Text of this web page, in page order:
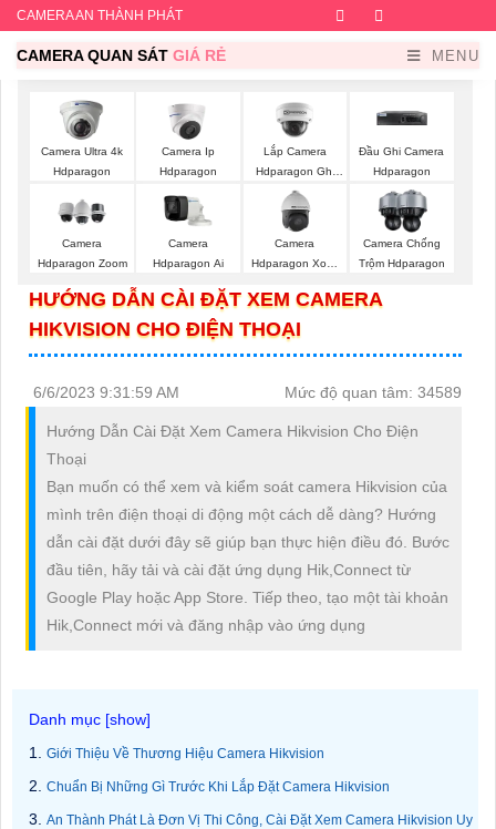
CAMERA AN THÀNH PHÁT Facebook
CAMERA QUAN SÁT GIÁ RẺ MENU
Camera Ultra 4k
Hdparagon
Camera Ip
Hdparagon
Lắp Camera
Hdparagon Ghi
Âm
Đầu Ghi Camera
Hdparagon
Camera
Hdparagon Zoom
Camera
Hdparagon Ai
Camera
Hdparagon Xoay
Camera Chống
Trộm Hdparagon
HƯỚNG DẪN CÀI ĐẶT XEM CAMERA
HIKVISION CHO ĐIỆN THOẠI
6/6/2023 9:31:59 AM Mức độ quan tâm: 34589
Hướng Dẫn Cài Đặt Xem Camera Hikvision Cho Điện
Thoại
Bạn muốn có thể xem và kiểm soát camera Hikvision của
mình trên điện thoại di động một cách dễ dàng? Hướng
dẫn cài đặt dưới đây sẽ giúp bạn thực hiện điều đó. Bước
đầu tiên, hãy tải và cài đặt ứng dụng Hik,Connect từ
Google Play hoặc App Store. Tiếp theo, tạo một tài khoản
Hik,Connect mới và đăng nhập vào ứng dụng
Giới Thiệu Về Thương Hiệu Camera Hikvision
Chuẩn Bị Những Gì Trước Khi Lắp Đặt Camera Hikvision
An Thành Phát Là Đơn Vị Thi Công, Cài Đặt Xem Camera Hikvision Uy